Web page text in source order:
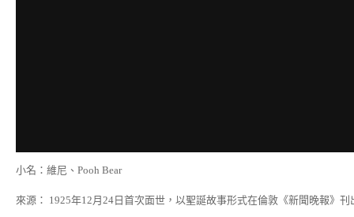
小名：維尼、Pooh Bear
來源： 1925年12月24日首次面世，以聖誕故事形式在倫敦《新聞晚報》